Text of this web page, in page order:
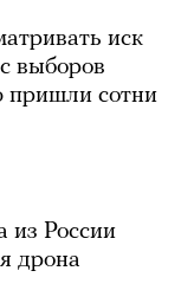
иск
выборов
пришли сотни
из России
дрона